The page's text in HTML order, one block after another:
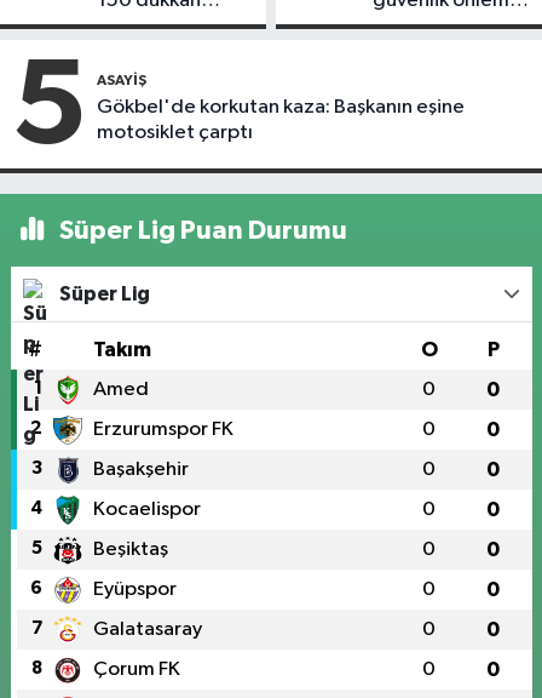
kapandı
alındı
5 ASAYIŞ
Gökbel'de korkutan kaza: Başkanın eşine
motosiklet çarptı
Süper Lig Puan Durumu
Süper Lig
# Takım O P
1 Amed 0 0
2 Erzurumspor FK 0 0
3 Başakşehir 0 0
4 Kocaelispor 0 0
5 Beşiktaş 0 0
6 Eyüpspor 0 0
7 Galatasaray 0 0
8 Çorum FK 0 0